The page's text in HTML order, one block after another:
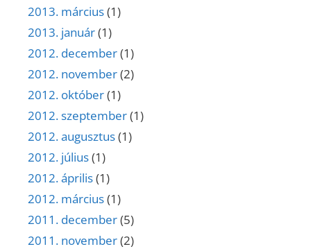
2013. március(1)
2013. január(1)
2012. december(1)
2012. november(2)
2012. október(1)
2012. szeptember(1)
2012. augusztus(1)
2012. július(1)
2012. április(1)
2012. március(1)
2011. december(5)
2011. november(2)